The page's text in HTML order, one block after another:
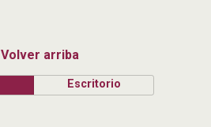
Volver arriba
Escritorio